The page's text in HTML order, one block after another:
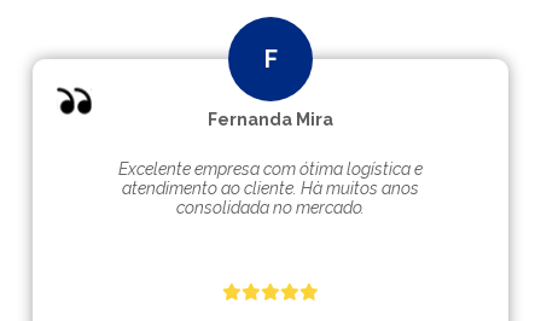
Fernanda Mira
Excelente empresa com ótima logística e
atendimento ao cliente. Hà muitos anos
consolidada no mercado.